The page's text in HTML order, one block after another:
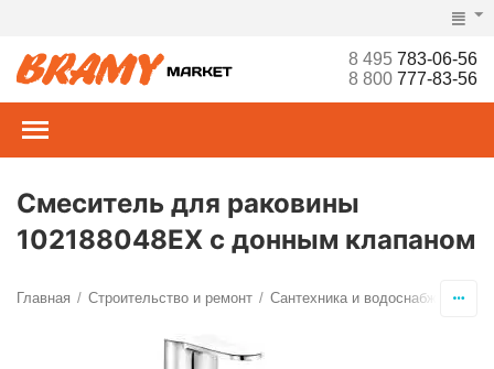
8 495783-06-56
8 800777-83-56
Смеситель для раковины
102188048EX с донным клапаном
Главная / Строительство и ремонт / Сантехника и водоснабжение